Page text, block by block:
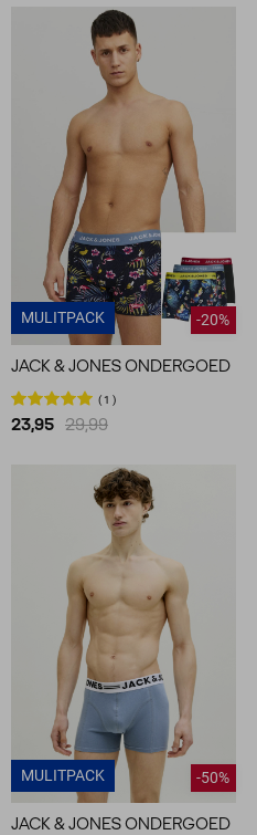
MULITPACK -20%
JACK & JONES ONDERGOED
1
23,95 29,99
MULITPACK -50%
JACK & JONES ONDERGOED